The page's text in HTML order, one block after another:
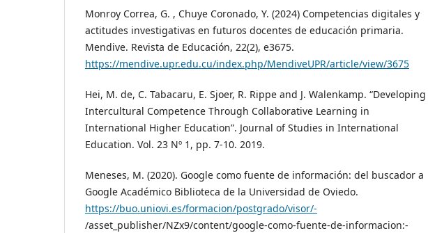
Monroy Correa, G. , Chuye Coronado, Y. (2024) Competencias digitales y
actitudes investigativas en futuros docentes de educación primaria.
Mendive. Revista de Educación, 22(2), e3675.
https://mendive.upr.edu.cu/index.php/MendiveUPR/article/view/3675
Hei, M. de, C. Tabacaru, E. Sjoer, R. Rippe and J. Walenkamp. “Developing
Intercultural Competence Through Collaborative Learning in
International Higher Education”. Journal of Studies in International
Education. Vol. 23 Nº 1, pp. 7-10. 2019.
Meneses, M. (2020). Google como fuente de información: del buscador a
Google Académico Biblioteca de la Universidad de Oviedo.
https://buo.uniovi.es/formacion/postgrado/visor/-
/asset_publisher/NZx9/content/google-como-fuente-de-informacion:-